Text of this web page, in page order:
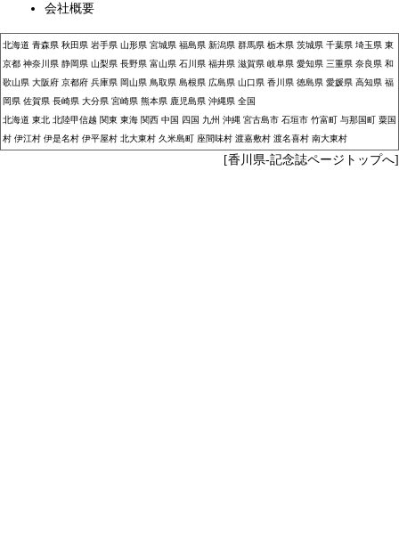
会社概要
北海道 青森県 秋田県 岩手県 山形県 宮城県 福島県 新潟県 群馬県 栃木県 茨城県 千葉県 埼玉県 東
京都 神奈川県 静岡県 山梨県 長野県 富山県 石川県 福井県 滋賀県 岐阜県 愛知県 三重県 奈良県 和
歌山県 大阪府 京都府 兵庫県 岡山県 鳥取県 島根県 広島県 山口県 香川県 徳島県 愛媛県 高知県 福
岡県 佐賀県 長崎県 大分県 宮崎県 熊本県 鹿児島県 沖縄県 全国
北海道 東北 北陸甲信越 関東 東海 関西 中国 四国 九州 沖縄 宮古島市 石垣市 竹富町 与那国町 粟国
村 伊江村 伊是名村 伊平屋村 北大東村 久米島町 座間味村 渡嘉敷村 渡名喜村 南大東村
[香川県-記念誌ページトップへ]